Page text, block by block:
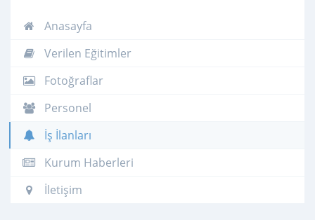
Anasayfa
Verilen Eğitimler
Fotoğraflar
Personel
İş İlanları
Kurum Haberleri
İletişim